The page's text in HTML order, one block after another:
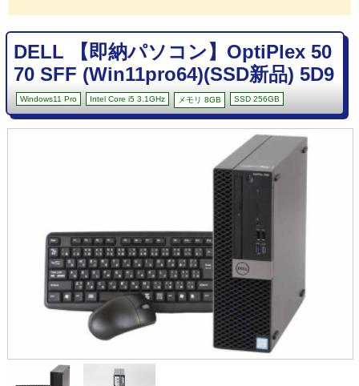
DELL 【即納パソコン】OptiPlex 50
70 SFF (Win11pro64)(SSD新品) 5D9
Windows11 Pro Intel Core i5 3.1GHz メモリ 8GB SSD 256GB